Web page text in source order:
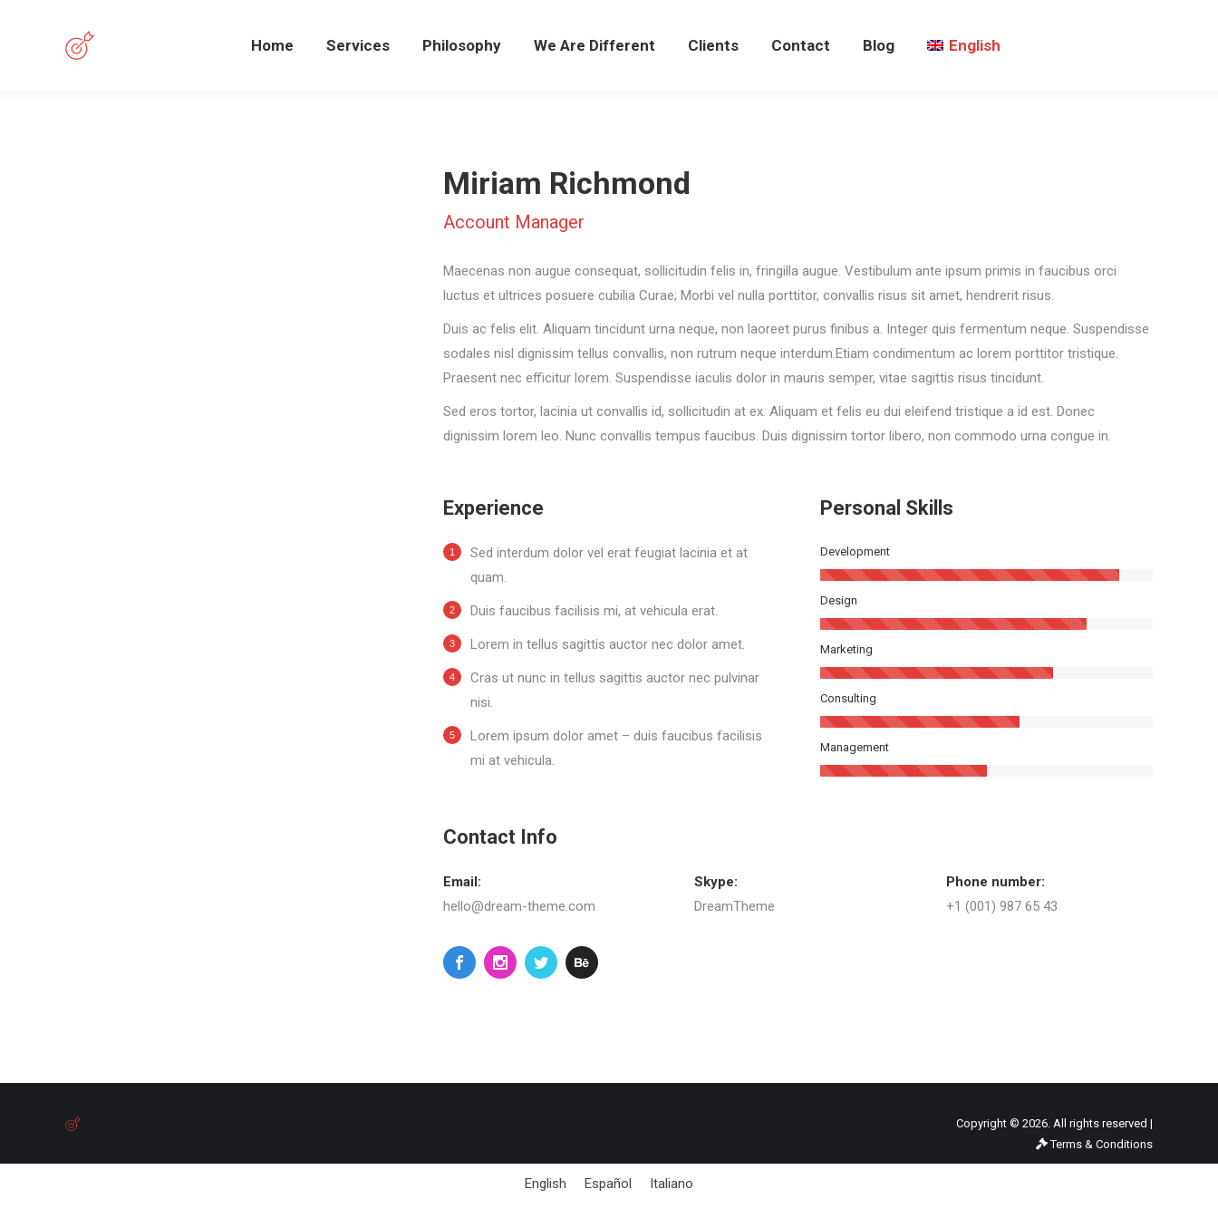
Home Services Philosophy We Are Different Clients Contact Blog English
Miriam Richmond
Account Manager
Maecenas non augue consequat, sollicitudin felis in, fringilla augue. Vestibulum ante ipsum primis in faucibus orci
luctus et ultrices posuere cubilia Curae; Morbi vel nulla porttitor, convallis risus sit amet, hendrerit risus.
Duis ac felis elit. Aliquam tincidunt urna neque, non laoreet purus finibus a. Integer quis fermentum neque. Suspendisse
sodales nisl dignissim tellus convallis, non rutrum neque interdum.Etiam condimentum ac lorem porttitor tristique.
Praesent nec efficitur lorem. Suspendisse iaculis dolor in mauris semper, vitae sagittis risus tincidunt.
Sed eros tortor, lacinia ut convallis id, sollicitudin at ex. Aliquam et felis eu dui eleifend tristique a id est. Donec
dignissim lorem leo. Nunc convallis tempus faucibus. Duis dignissim tortor libero, non commodo urna congue in.
Experience
Sed interdum dolor vel erat feugiat lacinia et at
quam.
Duis faucibus facilisis mi, at vehicula erat.
Lorem in tellus sagittis auctor nec dolor amet.
Cras ut nunc in tellus sagittis auctor nec pulvinar
nisi.
Lorem ipsum dolor amet – duis faucibus facilisis
mi at vehicula.
Personal Skills
Development
Design
Marketing
Consulting
Management
Contact Info
Email:
hello@dream-theme.com
Skype:
DreamTheme
Phone number:
+1 (001) 987 65 43
Copyright © 2026. All rights reserved |
Terms & Conditions
English Español Italiano